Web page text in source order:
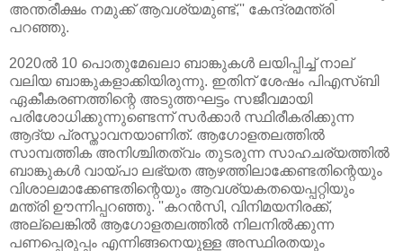
അന്തരീക്ഷം നമുക്ക് ആവശ്യമുണ്ട്,'' കേന്ദ്രമന്ത്രി
പറഞ്ഞു.
2020ൽ 10 പൊതുമേഖലാ ബാങ്കുകൾ ലയിപ്പിച്ച് നാല്
വലിയ ബാങ്കുകളാക്കിയിരുന്നു. ഇതിന് ശേഷം പിഎസ്ബി
ഏകീകരണത്തിന്റെ അടുത്തഘട്ടം സജീവമായി
പരിശോധിക്കുന്നുണ്ടെന്ന് സർക്കാർ സ്ഥിരീകരിക്കുന്ന
ആദ്യ പ്രസ്താവനയാണിത്. ആഗോളതലത്തിൽ
സാമ്പത്തിക അനിശ്ചിതത്വം തുടരുന്ന സാഹചര്യത്തിൽ
ബാങ്കുകൾ വായ്പാ ലഭ്യത ആഴത്തിലാക്കേണ്ടതിന്റെയും
വിശാലമാക്കേണ്ടതിന്റെയും ആവശ്യകതയെപ്പറ്റിയും
മന്ത്രി ഊന്നിപ്പറഞ്ഞു. ''കറൻസി, വിനിമയനിരക്ക്,
അല്ലെങ്കിൽ ആഗോളതലത്തിൽ നിലനിൽക്കുന്ന
പണപ്പെരുപ്പം എന്നിങ്ങനെയുള്ള അസ്ഥിരതയും